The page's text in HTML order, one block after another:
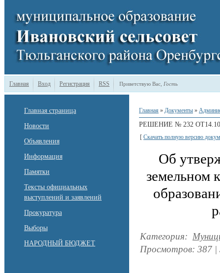
Главная Вход Регистрация RSS Приветствую Вас Гость
Главная страница
Новости
Объявления
Информация
Памятки
Тексты официальных
выступлений и заявлений
Прокуратура
Выборы
НАРОДНЫЙ БЮДЖЕТ
Главная » Документы »
РЕШЕНИЕ № 232
[ Скачать полную версию
Об
земельном
Категория:
Просмотров: 387 |